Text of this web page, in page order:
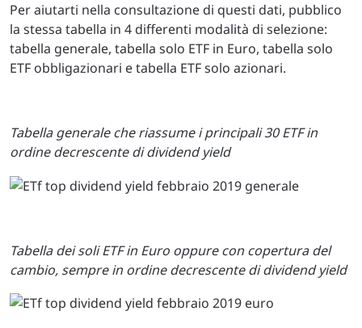
Per aiutarti nella consultazione di questi dati, pubblico
la stessa tabella in 4 differenti modalità di selezione:
tabella generale, tabella solo ETF in Euro, tabella solo
ETF obbligazionari e tabella ETF solo azionari.
Tabella generale che riassume i principali 30 ETF in
ordine decrescente di dividend yield
Tabella dei soli ETF in Euro oppure con copertura del
cambio, sempre in ordine decrescente di dividend yield